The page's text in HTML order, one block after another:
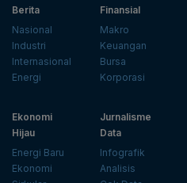
Berita
Nasional
Industri
Internasional
Energi
Finansial
Makro
Keuangan
Bursa
Korporasi
Ekonomi
Hijau
Energi Baru
Ekonomi
Jurnalisme
Data
Infografik
Analisis